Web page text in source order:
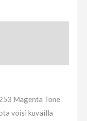
Magenta Tone
voisi kuvailla